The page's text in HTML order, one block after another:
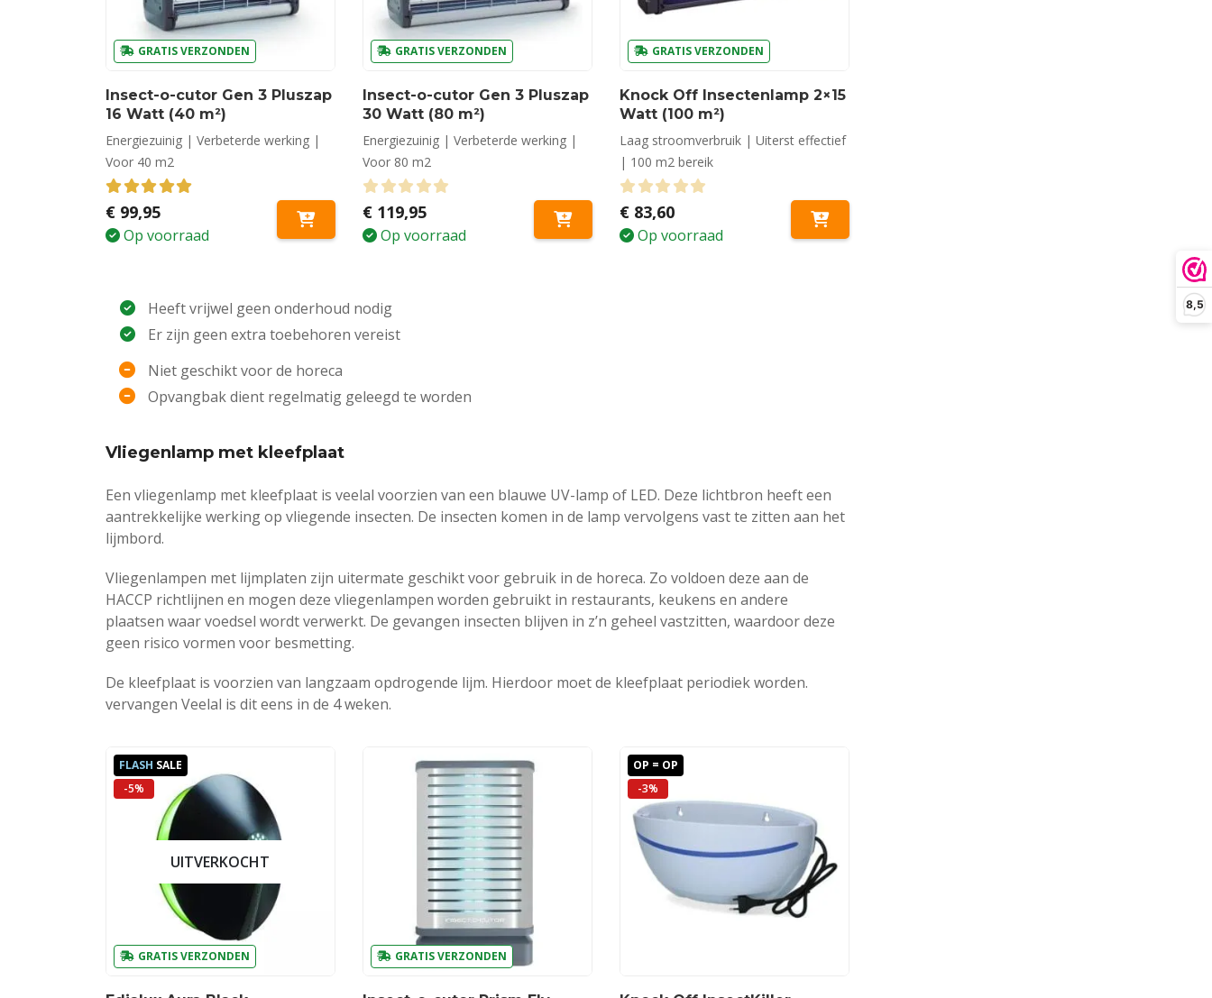
8,5
GRATIS VERZONDEN
Insect-o-cutor Gen 3 Pluszap
16 Watt (40 m²)
Energiezuinig | Verbeterde werking |
Voor 40 m2
5.00out of 5
€ 99,95
Op voorraad
GRATIS VERZONDEN
Insect-o-cutor Gen 3 Pluszap
30 Watt (80 m²)
Energiezuinig | Verbeterde werking |
Voor 80 m2
0 out of 5
€119,95
Op voorraad
GRATIS VERZONDEN
Knock Off Insectenlamp 2×15
Watt (100 m²)
Laag stroomverbruik | Uiterst effectief
| 100 m2 bereik
0 out of 5
€83,60
Op voorraad
Heeft vrijwel geen onderhoud nodig
Er zijn geen extra toebehoren vereist
Niet geschikt voor de horeca
Opvangbak dient regelmatig geleegd te worden
Vliegenlamp met kleefplaat
Een vliegenlamp met kleefplaat is veelal voorzien van een blauwe UV-lamp of LED. Deze lichtbron heeft een
aantrekkelijke werking op vliegende insecten. De insecten komen in de lamp vervolgens vast te zitten aan het
lijmbord.
Vliegenlampen met lijmplaten zijn uitermate geschikt voor gebruik in de horeca. Zo voldoen deze aan de
HACCP richtlijnen en mogen deze vliegenlampen worden gebruikt in restaurants, keukens en andere
plaatsen waar voedsel wordt verwerkt. De gevangen insecten blijven in z’n geheel vastzitten, waardoor deze
geen risico vormen voor besmetting.
De kleefplaat is voorzien van langzaam opdrogende lijm. Hierdoor moet de kleefplaat periodiek worden.
vervangen Veelal is dit eens in de 4 weken.
FLASH SALE
-5%
UITVERKOCHT
GRATIS VERZONDEN GRATIS VERZONDEN
OP = OP
-3%